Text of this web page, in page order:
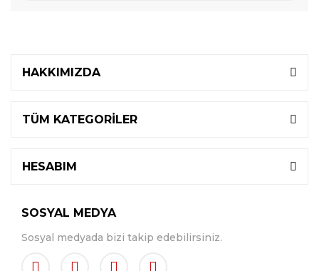
HAKKIMIZDA
TÜM KATEGORİLER
HESABIM
SOSYAL MEDYA
Sosyal medyada bizi takip edebilirsiniz.